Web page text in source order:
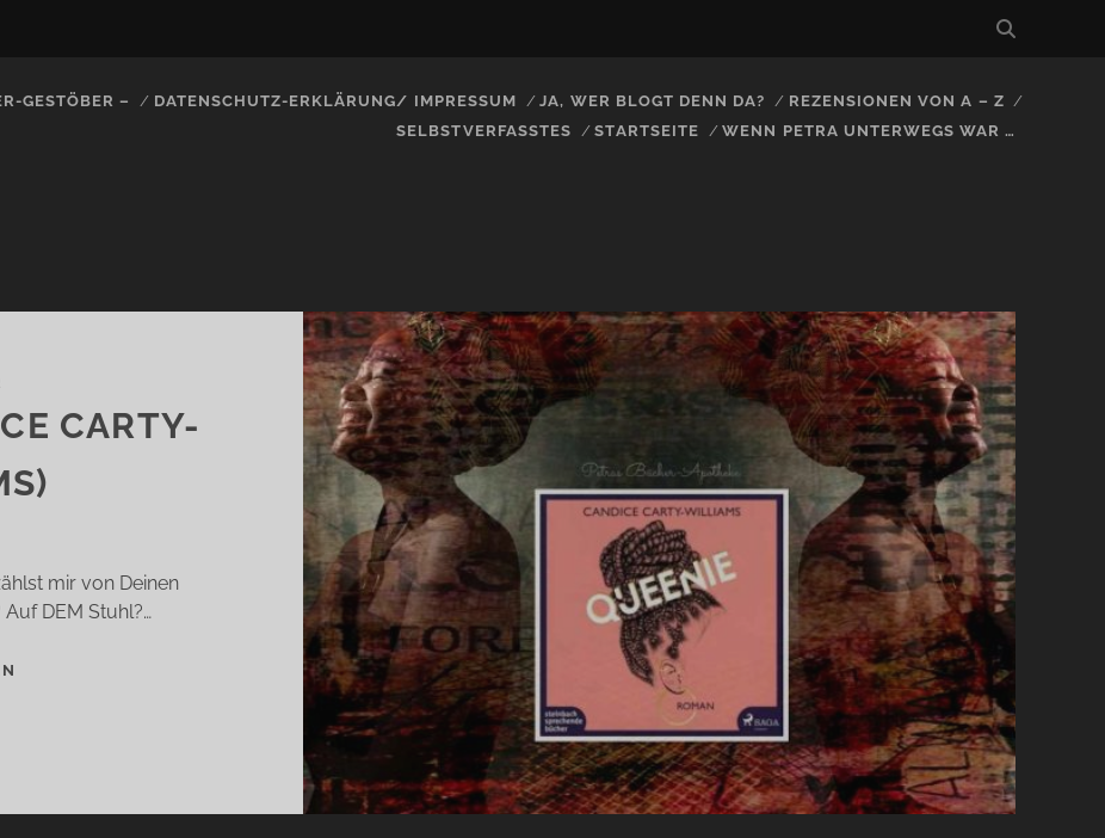
GESTÖBER – DATENSCHUTZ-ERKLÄRUNG/ IMPRESSUM JA, WER BLOGT DENN DA?
REZENSIONEN VON A – Z
SELBSTVERFASSTES
STARTSEITE WENN PETRA UNTERWEGS WAR …
CARTY-
mir von Deinen
DEM Stuhl?…